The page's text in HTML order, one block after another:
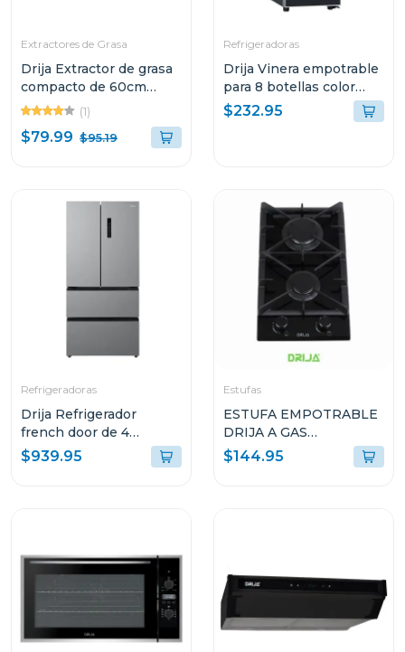
Extractores de Grasa
Drija Extractor de grasa
compacto de 60cm
color negro
(1)
$79.99 $95.19
Refrigeradoras
Drija Vinera empotrable
para 8 botellas color
negro tempranillo
$232.95
Refrigeradoras
Drija Refrigerador
french door de 4
puertas 18cuft inverter
color acero
$939.95
Estufas
ESTUFA EMPOTRABLE
DRIJA A GAS
TOSCANA30 DE 29.4CM
CON 2 QUEMADORES
$144.95